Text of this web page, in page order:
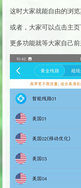
这时大家就能自由的浏览
或者，大家可以点击主
更多功能就等大家自己